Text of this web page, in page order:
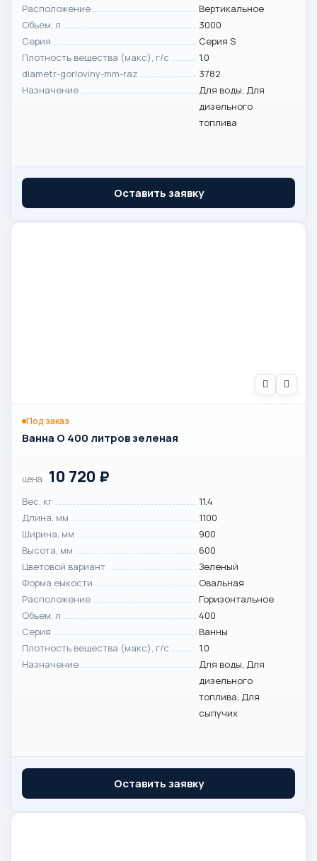
Расположение
Вертикальное
Объем, л
3000
Серия
Серия S
Плотность вещества (макс), г/с
1.0
diametr-gorloviny-mm-raz
3782
Назначение
Для воды, Для
дизельного
топлива
Оставить заявку
Под заказ
Ванна O 400 литров зеленая
цена 10 720 ₽
Вес, кг
11.4
Длина, мм
1100
Ширина, мм
900
Высота, мм
600
Цветовой вариант
Зеленый
Форма емкости
Овальная
Расположение
Горизонтальное
Объем, л
400
Серия
Ванны
Плотность вещества (макс), г/с
1.0
Назначение
Для воды, Для
дизельного
топлива, Для
сыпучих
Оставить заявку